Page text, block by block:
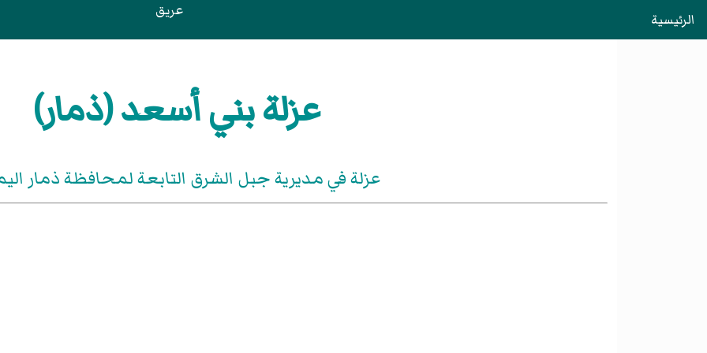
الرئيسية عريق
عزلة بني أسعد (ذمار)
عزلة في مديرية جبل الشرق التابعة لمحافظة ذمار